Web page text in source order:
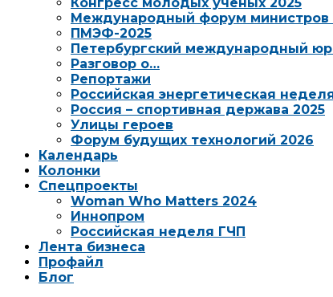
Международный форум министров
ПМЭФ-2025
Петербургский международный
Разговор о…
Репортажи
Российская энергетическая
Россия – спортивная держава 2025
Улицы героев
Форум будущих технологий 2026
Календарь
Колонки
Спецпроекты
Woman Who Matters 2024
Иннопром
Российская неделя ГЧП
Лента бизнеса
Профайл
Блог